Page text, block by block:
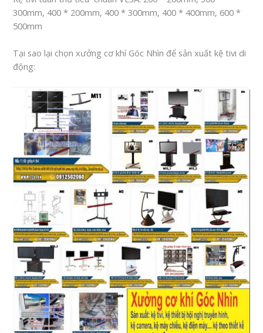
300mm, 400 * 200mm, 400 * 300mm, 400 * 400mm, 600 *
500mm
Tại sao lại chọn xưởng cơ khí Góc Nhìn để sản xuất kệ tivi di
động: